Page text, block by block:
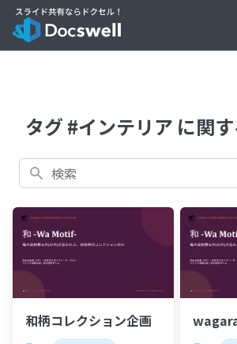
タグ #インテリア に関
検索
和柄コレクション企画